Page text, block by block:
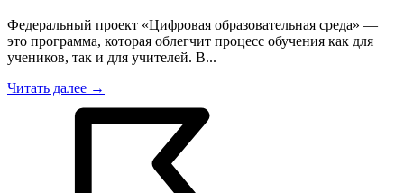
Федеральный проект «Цифровая образовательная среда» —
это программа, которая облегчит процесс обучения как для
учеников, так и для учителей. В...
Читать далее →